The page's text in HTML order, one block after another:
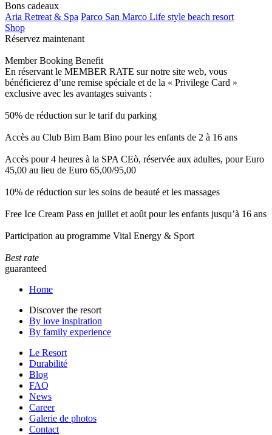
Bons cadeaux
Aria Retreat & Spa Parco San Marco Life style beach resort
Shop
Réservez maintenant
Member Booking Benefit
En réservant le MEMBER RATE sur notre site web, vous
bénéficierez d’une remise spéciale et de la « Privilege Card »
exclusive avec les avantages suivants :
50% de réduction sur le tarif du parking
Accès au Club Bim Bam Bino pour les enfants de 2 à 16 ans
Accès pour 4 heures à la SPA CEò, réservée aux adultes, pour Euro
45,00 au lieu de Euro 65,00/95,00
10% de réduction sur les soins de beauté et les massages
Free Ice Cream Pass en juillet et août pour les enfants jusqu’à 16 ans
Participation au programme Vital Energy & Sport
Best rate
guaranteed
Home
Discover the resort
By love inspiration
By family experience
Le Resort
Durabilité
Blog
FAQ
News
Career
Galerie de photos
Contact